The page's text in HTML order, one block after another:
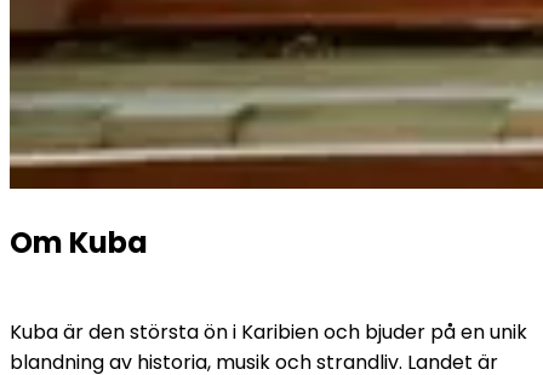
Om Kuba
Kuba är den största ön i Karibien och bjuder på en unik
blandning av historia, musik och strandliv. Landet är